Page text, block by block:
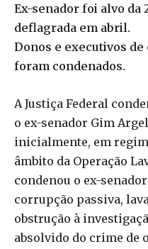
Ex-senador foi alvo da
deflagrada em abril.
Donos e executivos
foram condenados.
A Justiça Federal
o ex-senador Gim
inicialmente, em
âmbito da Operação
condenou o ex-
corrupção passiva,
obstrução à
absolvido do crime de